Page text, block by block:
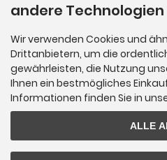
andere Technologien
Wir verwenden Cookies und
Drittanbietern, um die
gewährleisten, die Nutzung
Ihnen ein bestmögliches
Informationen finden Sie in
ALLE